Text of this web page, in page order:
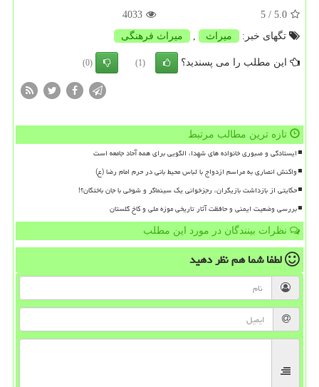
5.0
/ 5
4033
تگهای خبر:
میراث , میراث فرهنگی
این مطلب را می پسندید؟ (1)
(0)
تازه ترین مطالب مرتبط
ایستادگی و صبوری خانواده های شهدا، الگویی برای همه آحاد جامعه است
واکنش انصاری به مراسم ازدواج با لباس محیط بانی در حرم امام رضا (ع)
حکایتی از بازداشت بازیگران، رجزخوانی یک سینماگر و شوخی با جان باختگان؟!
بررسی وضعیت ایمنی و حافظت آثار تاریخی موزه ملی و کاخ گلستان
نظرات بینندگان در مورد این مطلب
لطفا شما همنظر دهید